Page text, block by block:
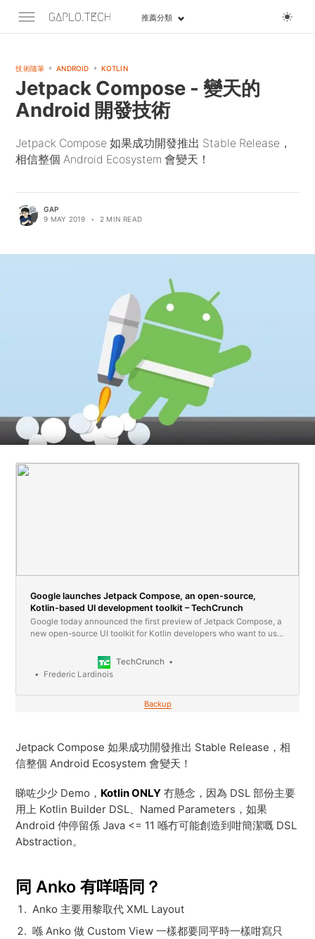
推薦分類
技術隨筆 + ANDROID + KOTLIN
Jetpack Compose - 變天的
Android 開發技術
Jetpack Compose 如果成功開發推出 Stable Release，
相信整個 Android Ecosystem 會變天！
GAP
9 MAY 2019
• 2 MIN READ
Google launches Jetpack Compose, an open-source,
Kotlin-based UI development toolkit – TechCrunch
Google today announced the first preview of Jetpack Compose, a
new open-source UI toolkit for Kotlin developers who want to use
Jetpack Compose is an unbundled toolkit that is part of Google’s
overall Android Jetpack set of software co…
TechCrunch
Frederic Lardinois
Backup
Jetpack Compose 如果成功開發推出 Stable Release，相
信整個 Android Ecosystem 會變天！
睇咗少少 Demo， Kotlin ONLY 冇懸念，因為 DSL 部份主要
用上 Kotlin Builder DSL、Named Parameters，如果
Android 仲停留係 Java <= 11 喺冇可能創造到咁簡潔嘅 DSL
Abstraction。
同 Anko 有咩唔同？
Anko 主要用黎取代 XML Layout
喺 Anko 做 Custom View 一樣都要同平時一樣咁寫只